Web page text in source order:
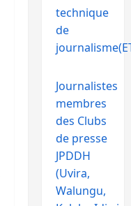
technique
de
Journalistes
membres
des Clubs
de presse
JPDDH
(Uvira,
Walungu,